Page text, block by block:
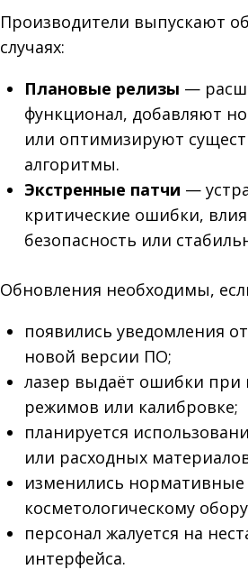
Производители выпускают
случаях:
Плановые релизы —
функционал, добавляют
или оптимизируют
алгоритмы.
Экстренные патчи —
критические ошибки,
безопасность или
Обновления необходимы,
появились уведомления
новой версии ПО;
лазер выдаёт ошибки при
режимов или калибровке;
планируется
или расходных
изменились нормативные
косметологическому
персонал жалуется на
интерфейса.